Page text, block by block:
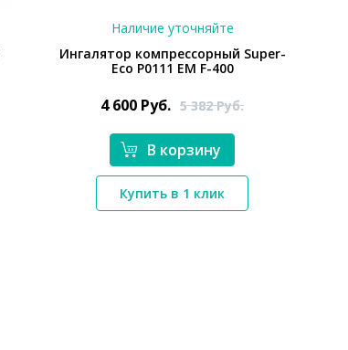
*}
Наличие уточняйте
Ингалятор компрессорный Super-
Eco P0111 EM F-400
4 600 Руб. 5 382Руб.
В корзину
Купить в 1 клик